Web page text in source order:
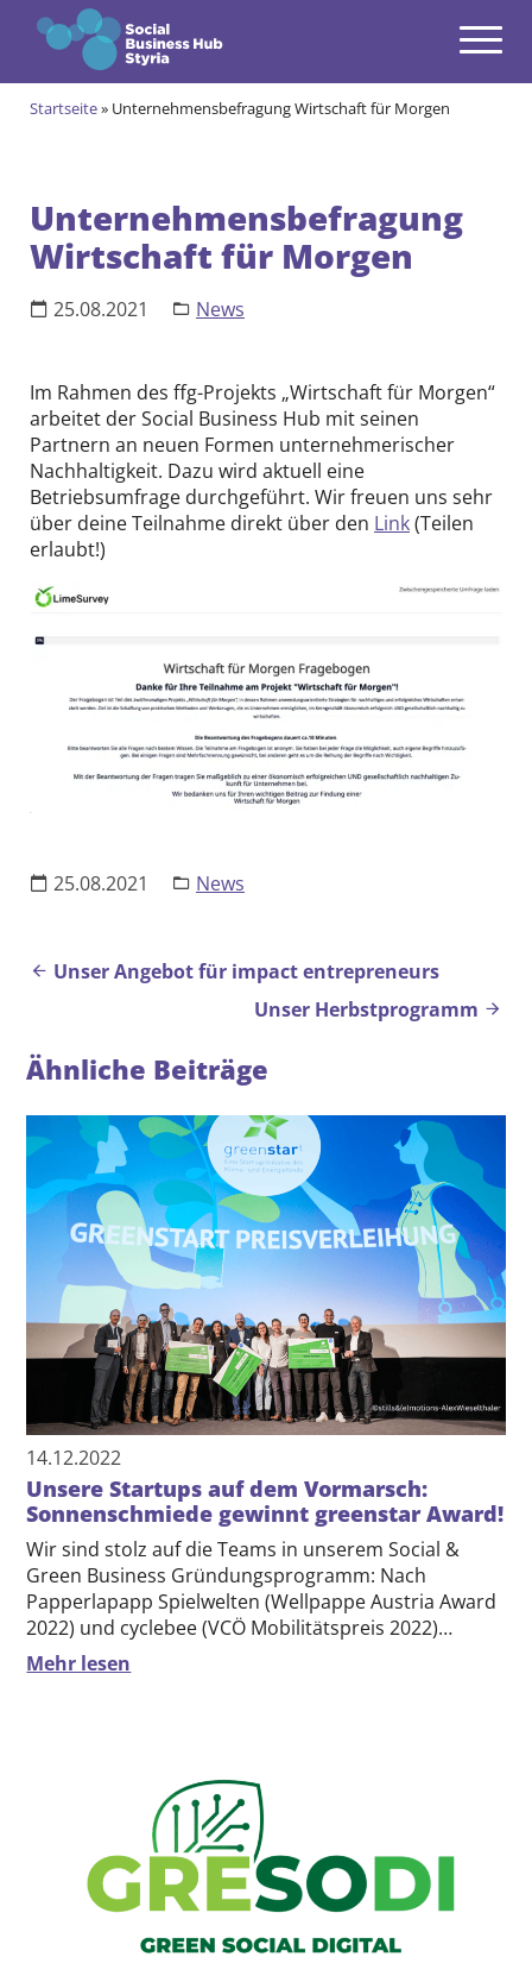
Gründungsprogramm
Community
Events & News open
Über uns open
Kontakt
Startseite» Unternehmensbefragung Wirtschaft für Morgen
Unternehmensbefragung
Wirtschaft für Morgen
25.08.2021 News
Im Rahmen des ffg-Projekts „Wirtschaft für Morgen“
arbeitet der Social Business Hub mit seinen
Partnern an neuen Formen unternehmerischer
Nachhaltigkeit. Dazu wird aktuell eine
Betriebsumfrage durchgeführt. Wir freuen uns sehr
über deine Teilnahme direkt über den Link(Teilen
erlaubt!)
25.08.2021 News
Beitrags-Navigation
Unser Angebot für impact entrepreneurs
Unser Herbstprogramm
Ähnliche Beiträge
14.12.2022
Unsere Startups auf dem Vormarsch:
Sonnenschmiede gewinnt greenstar Award!
Wir sind stolz auf die Teams in unserem Social &
Green Business Gründungsprogramm: Nach
Papperlapapp Spielwelten (Wellpappe Austria Award
2022) und cyclebee (VCÖ Mobilitätspreis 2022)…
Mehr lesen